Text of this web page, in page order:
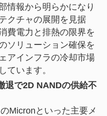
情報から明らかになり
クチャの展開を見据
費電力と排熱の限界を
ソリューション確保を
アインフラの冷却市場
ています。
で2D NANDの供給不
Micronといった主要メ